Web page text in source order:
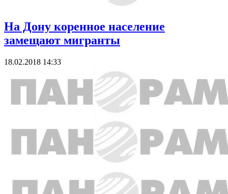
На Дону коренное население
замещают мигранты
18.02.2018 14:33